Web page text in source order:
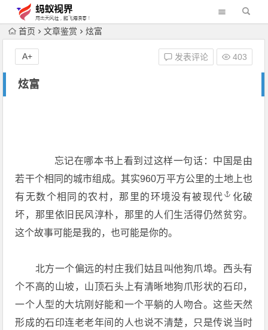
首页 文章鉴赏 炫富
炫富
发表评论 403
A+
忘记在哪本书上看到过这样一句话：中国是由
若干个相同的城市组成。其实960万平方公里的土地上也
有无数个相同的农村，那里的环境没有被现代
化破
坏，那里依旧民风淳朴，那里的人们生活得仍然贫穷。
这个故事可能是我的，也可能是你的。
北方一个偏远的村庄我们姑且叫他狗爪埠。西头有
个不高的山坡，山顶石头上有清晰地狗爪形状的石印，
一个人型的大坑刚好能和一个平躺的人吻合。这些天然
形成的石印连老老年间的人也说不清楚，只是传说当时